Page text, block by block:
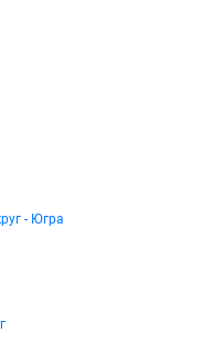
- Югра